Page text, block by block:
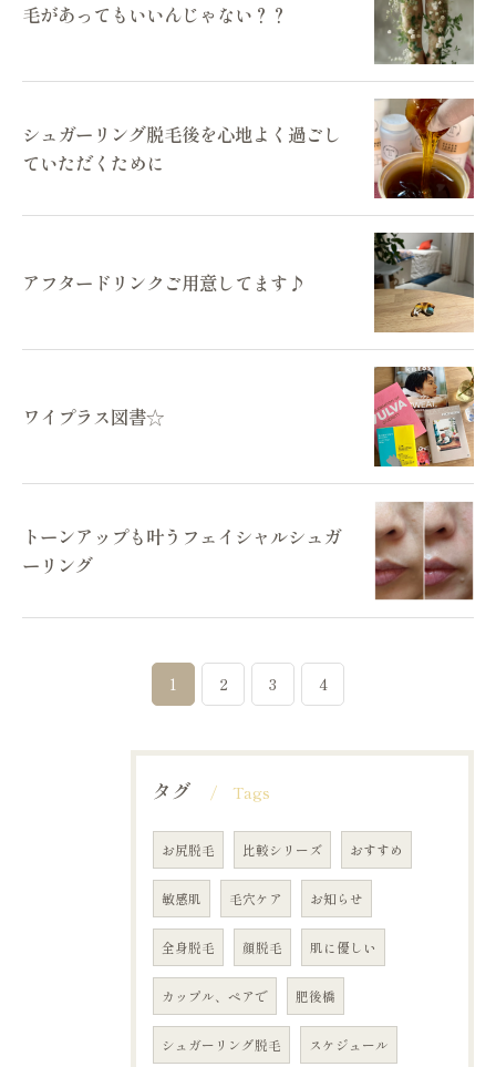
毛があってもいいんじゃない？？
シュガーリング脱毛後を心地よく過ごし
ていただくために
アフタードリンクご用意してます♪
ワイプラス図書☆
トーンアップも叶うフェイシャルシュガ
ーリング
1 2 3 4
タグ Tags
お尻脱毛 比較シリーズ おすすめ
敏感肌 毛穴ケア お知らせ
全身脱毛 顔脱毛 肌に優しい
カップル、ペアで 肥後橋
シュガーリング脱毛 スケジュール